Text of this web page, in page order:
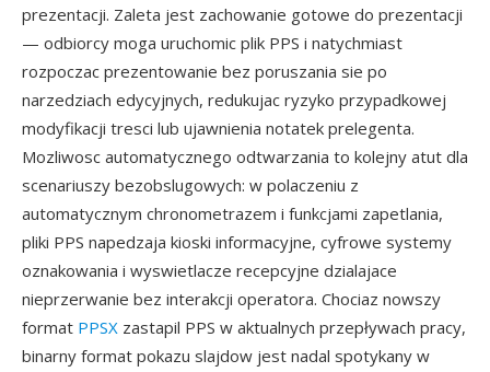
prezentacji. Zaleta jest zachowanie gotowe do prezentacji
— odbiorcy moga uruchomic plik PPS i natychmiast
rozpoczac prezentowanie bez poruszania sie po
narzedziach edycyjnych, redukujac ryzyko przypadkowej
modyfikacji tresci lub ujawnienia notatek prelegenta.
Mozliwosc automatycznego odtwarzania to kolejny atut dla
scenariuszy bezobslugowych: w polaczeniu z
automatycznym chronometrazem i funkcjami zapetlania,
pliki PPS napedzaja kioski informacyjne, cyfrowe systemy
oznakowania i wyswietlacze recepcyjne dzialajace
nieprzerwanie bez interakcji operatora. Chociaz nowszy
format PPSX zastapil PPS w aktualnych przepływach pracy,
binarny format pokazu slajdow jest nadal spotykany w